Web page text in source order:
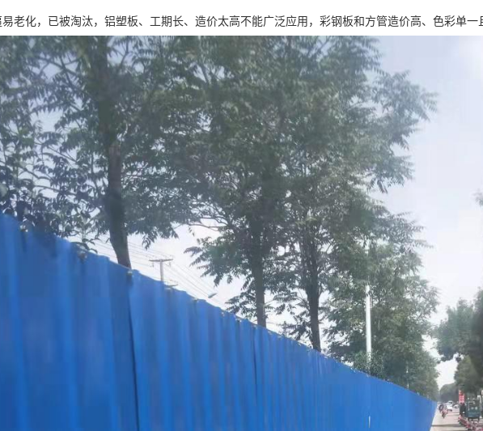
易老化，已被淘汰，铝塑板、工期长、造价太高不能广泛应用，彩钢板和方管造价高、色彩单一